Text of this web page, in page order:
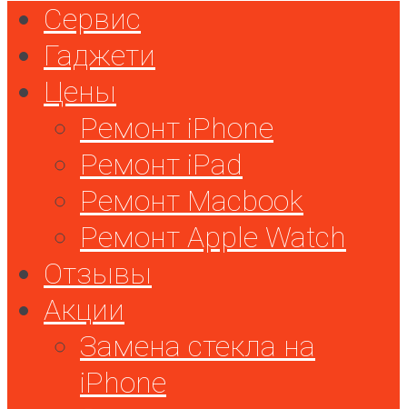
Сервис
Гаджети
Цены
Ремонт iPhone
Ремонт iPad
Ремонт Macbook
Ремонт Apple Watch
Отзывы
Акции
Замена стекла на
iPhone